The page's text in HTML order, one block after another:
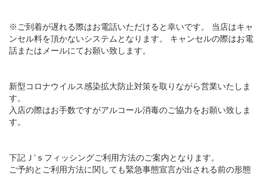
※ご到着が遅れる際はお電話いただけると幸いです。 当店はキャ
ンセル料を頂かないシステムとなります。 キャンセルの際はお電
話またはメールにてお願い致します。
新型コロナウイルス感染拡大防止対策を取りながら営業いたしま
す。
入店の際はお手数ですがアルコール消毒のご協力をお願い致しま
す。
下記Ｊ’ｓフィッシングご利用方法のご案内となります。
ご予約とご利用方法に関しても緊急事態宣言が出される前の形態